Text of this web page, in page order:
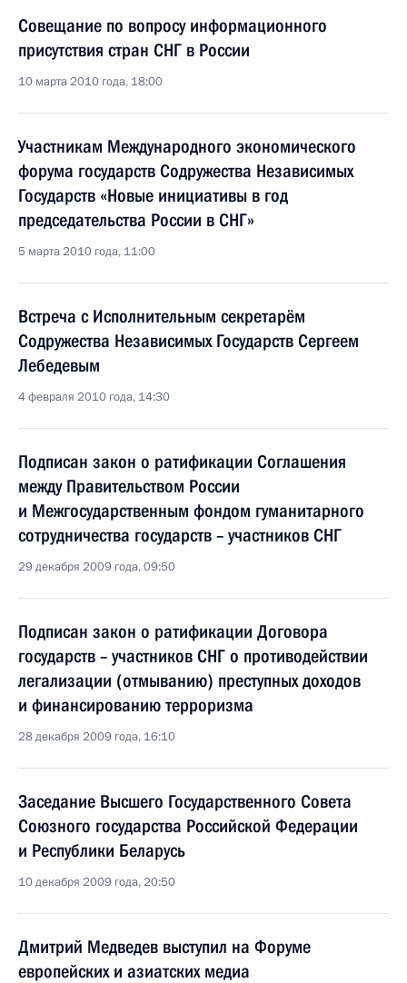
Совещание по вопросу информационного
присутствия стран СНГ в России
10 марта 2010 года, 18:00
Участникам Международного экономического
форума государств Содружества Независимых
Государств «Новые инициативы в год
председательства России в СНГ»
5 марта 2010 года, 11:00
Встреча с Исполнительным секретарём
Содружества Независимых Государств Сергеем
Лебедевым
4 февраля 2010 года, 14:30
Подписан закон о ратификации Соглашения
между Правительством России
и Межгосударственным фондом гуманитарного
сотрудничества государств – участников СНГ
29 декабря 2009 года, 09:50
Подписан закон о ратификации Договора
государств – участников СНГ о противодействии
легализации (отмыванию) преступных доходов
и финансированию терроризма
28 декабря 2009 года, 16:10
Заседание Высшего Государственного Совета
Союзного государства Российской Федерации
и Республики Беларусь
10 декабря 2009 года, 20:50
Дмитрий Медведев выступил на Форуме
европейских и азиатских медиа